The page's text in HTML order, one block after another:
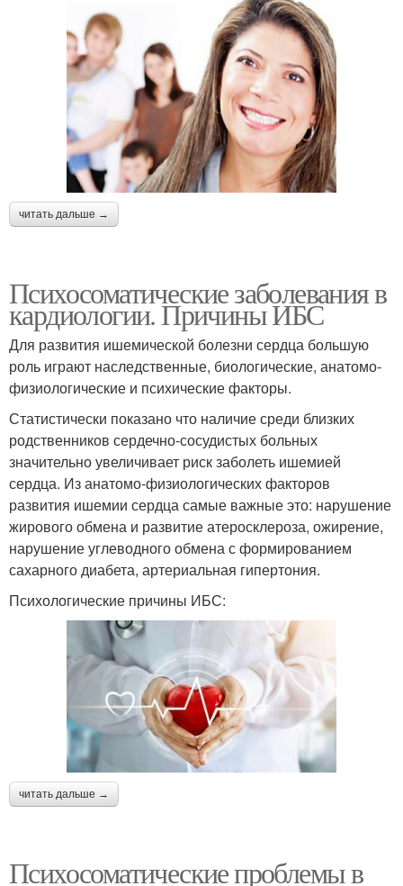
читать дальше →
Психосоматические заболевания в
кардиологии. Причины ИБС
Для развития ишемической болезни сердца большую
роль играют наследственные, биологические, анатомо-
физиологические и психические факторы.
Статистически показано что наличие среди близких
родственников сердечно-сосудистых больных
значительно увеличивает риск заболеть ишемией
сердца. Из анатомо-физиологических факторов
развития ишемии сердца самые важные это: нарушение
жирового обмена и развитие атеросклероза, ожирение,
нарушение углеводного обмена с формированием
сахарного диабета, артериальная гипертония.
Психологические причины ИБС:
читать дальше →
Психосоматические проблемы в